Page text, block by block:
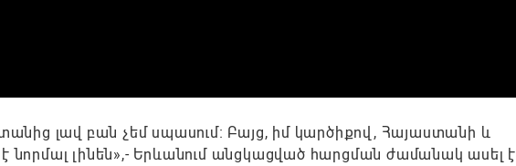
լավ բան չեմ սպասում։ Բայց, իմ կարծիքով, Հայաստանի և
նորմալ լինեն»,- Երևանում անցկացված հարցման ժամանակ ասել է